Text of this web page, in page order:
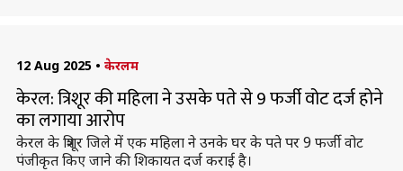
12 Aug 2025 • केरलम
केरल: त्रिशूर की महिला ने उसके पते से 9 फर्जी वोट दर्ज होने
का लगाया आरोप
केरल के त्रिशूर जिले में एक महिला ने उनके घर के पते पर 9 फर्जी वोट
पंजीकृत किए जाने की शिकायत दर्ज कराई है।